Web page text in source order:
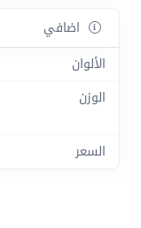
اضافي
الألوان
الوزن
السعر